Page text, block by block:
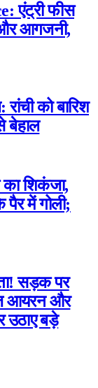
एंट्री फीस
और आगजनी,
को बारिश
बेहाल
का शिकंजा,
में गोली;
सड़क पर
आयरन और
उठाए बड़े